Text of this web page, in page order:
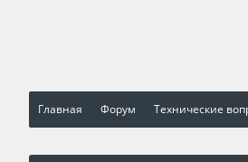
Главная Форум Технические